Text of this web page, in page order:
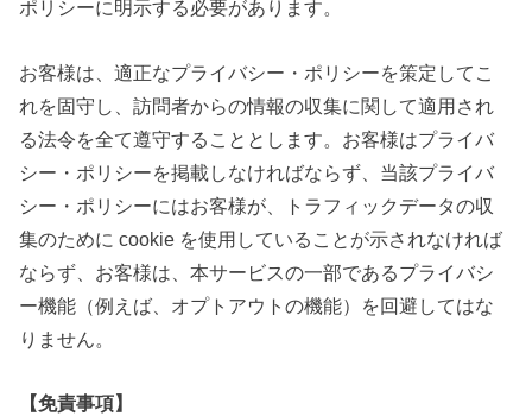
ポリシーに明示する必要があります。
お客様は、適正なプライバシー・ポリシーを策定してこ
れを固守し、訪問者からの情報の収集に関して適用され
る法令を全て遵守することとします。お客様はプライバ
シー・ポリシーを掲載しなければならず、当該プライバ
シー・ポリシーにはお客様が、トラフィックデータの収
集のために cookie を使用していることが示されなければ
ならず、お客様は、本サービスの一部であるプライバシ
ー機能（例えば、オプトアウトの機能）を回避してはな
りません。
【免責事項】